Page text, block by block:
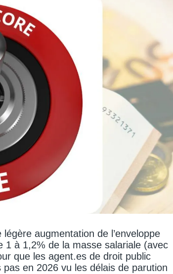
augmentation de l’enveloppe
1 à 1,2% de la masse salariale (avec
que les agent.es de droit public
en 2026 vu les délais de parution